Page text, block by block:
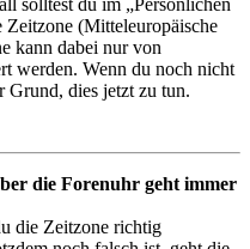
solltest du im „Persönlichen
Zeitzone (Mitteleuropäische
kann dabei nur von
werden. Wenn du noch nicht
Grund, dies jetzt zu tun.
die Forenuhr geht immer
die Zeitzone richtig